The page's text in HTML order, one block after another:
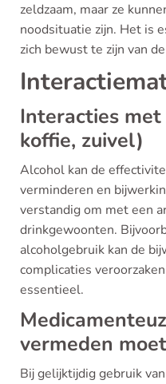
zeldzaam, maar ze
noodsituatie zijn. Het is
zich bewust te zijn van
Interacties
koffie, zuivel)
Alcohol kan de
verminderen en
verstandig om met een
drinkgewoonten.
alcoholgebruik kan de
complicaties
essentieel.
vermeden
Bij gelijktijdig gebruik